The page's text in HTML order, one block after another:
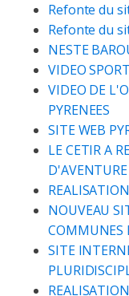
Refonte du
Refonte du
NESTE
VIDEO
VIDEO DE
PYRENEES
SITE WEB
LE CETIR A
NOUVEAU
COMMUNES
SITE